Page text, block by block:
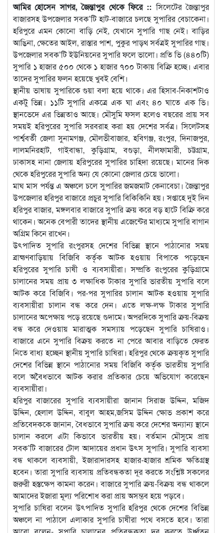
আমির হোসেন সাগর, জৈন্তাপুর থেকে ফিরে :: সিলেটের জৈন্তাপুর
বাজারসহ উপজেলার সবক’টি হাট-বাজারে চলছে সুপারির বেচাকেনা।
হরিপুরে এমন কোনো বাড়ি নেই, যেখানে সুপারি গাছ নেই। বাড়ির
আঙিনা, ক্ষেতের আইল, রাস্তার পাশ, পুকুর পাড়থ সর্বত্রই সুপারির গাছ।
উপজেলার সবক’টি ইউনিয়নের সুপারি ফলে ভালো। প্রতি ভি (৪৪০টি)
সুপারি ১ হাজার ৫০০ থেকে ১ হাজার ৭০০ টাকায় বিক্রি হচ্ছে। এবার
তাদের সুপারির ফলন হয়েছে খুবই বেশি।
স্থানীয় ভাষায় সুপারিকে গুয়া বলা হয়ে থাকে। এর হিসাব-নিকাশটাও
একটু ভিন্ন। ১১টি সুপারি একত্রে এক ঘা এবং ৪০ ঘাতে এক ভি।
স্থানভেদে এর ভিন্নতাও আছে। মৌসুমি ফসল হলেও বছরের প্রায় সব
সময়ই হরিপুরের সুপারি সরবরাহ করা হয় দেশের সর্বত্র। সিলেটসহ
পার্শ্ববর্তী জেলা সুনামগঞ্জ, মৌলভীবাজার, হবিগঞ্জ, রংপুর, দিনাজপুর,
লালমনিরহাট, গাইবান্ধা, কুড়িগ্রাম, বগুড়া, নীলফামারী, চট্টগ্রাম,
ঢাকাসহ নানা জেলায় হরিপুরের সুপারির চাহিদা রয়েছে। মানের দিক
থেকে হরিপুরের সুপারি অন্য যে কোনো জেলার চেয়ে ভালো।
মাঘ মাস পর্যন্ত এ অঞ্চলে চলে সুপারির জমজমাট কেনাবেচা। জৈন্তাপুর
উপজেলার হরিপুর বাজারে প্রচুর সুপারি বিকিকিনি হয়। সপ্তাহে দুই দিন
হরিপুর বাজার, মঙ্গলবার বাজারে সুপারি ক্রয় করে বড় হাটে বিক্রি করে
থাকেন। অনেক বেপারী তাদের স্থানীয় এজেন্টের মাধ্যমে সুপারি বাগান
অগ্রিম কিনে রাখেন।
উৎপাদিত সুপারি রংপুরসহ দেশের বিভিন্ন স্থানে পাঠানোর সময়
ব্রাহ্মণবাড়িয়ায় বিজিবি কর্তৃক আটক হওয়ায় বিপাকে পড়েছেন
হরিপুরের সুপারি চাষী ও ব্যবসায়ীরা। সম্প্রতি রংপুরের কুড়িগ্রামে
চালানের সময় প্রায় ৩ লক্ষাধিক টাকার সুপারি ভারতীয় সুপারি বলে
আটক করে বিজিবি। পর-পর সুপারির চালান আটক হওয়ায় সুপারি
ব্যবসায়ীরা চালান বন্ধ করে দেন। এতে লক্ষ-লক্ষ টাকার সুপারি
চালানের অপেক্ষায় পড়ে রয়েছে গুদামে। অপরদিকে সুপারি ক্রয়-বিক্রয়
বন্ধ করে দেওয়ায় মারাত্মক সমস্যায় পড়েছেন সুপারি চাষিরাও।
বাজারে এনে সুপারি বিক্রয় করতে না পেরে আবার বাড়িতে ফেরত
নিতে বাধ্য হচ্ছেন স্থানীয় সুপারি চাষিরা। হরিপুর থেকে ক্রয়কৃত সুপারি
দেশের বিভিন্ন স্থানে পাঠানোর সময় বিজিবি কর্তৃক ভারতীয় সুপারি
বলে অবৈধভাবে আটক করার প্রতিকার চেয়ে অভিযোগ করেছেন
ব্যবসায়ীরা।
হরিপুর বাজারের সুপারি ব্যবসায়ীরা জানান সিরাজ উদ্দিন, মজিদ
উদ্দিন, হেলাল উদ্দিন, বাবুল আহম,জসিম উদ্দিন ক্ষোভ প্রকাশ করে
প্রতিবেদককে জানান, বৈধভাবে সুপারি ক্রয় করে দেশের অন্যান্য স্থানে
চালান করলে এটা কিভাবে ভারতীয় হয়। বর্তমান মৌসুমে প্রায়
সবক’টি বাজারের টোল আদায়ের প্রধান উৎস সুপারি। সুপারি ব্যবসা
বন্ধ থাকলে ব্যবসায়ী, ইজারাদারসহ হাজার-হাজার শ্রমিক ক্ষতিগ্রস্থ
হবেন। তারা সুপারি ব্যবসায় প্রতিবন্ধকতা দূর করতে সংশ্লিষ্ট সকলের
জরুরী হস্তক্ষেপ কামনা করেন। বাজারে সুপারি ক্রয়-বিক্রয় বন্ধ থাকলে
আমাদের ইজারা মূল্য পরিশোধ করা প্রায় অসম্ভব হয়ে পড়বে।
সুপারি চাষিরা বলেন উৎপাদিত সুপারি হরিপুর থেকে দেশের বিভিন্ন
অঞ্চলে না পাঠালে এলাকার সুপারি চাষীরা পথে বসতে হবে। তারা